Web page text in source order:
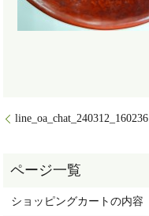
line_oa_chat_240312_160236
ショッピングカートの内容